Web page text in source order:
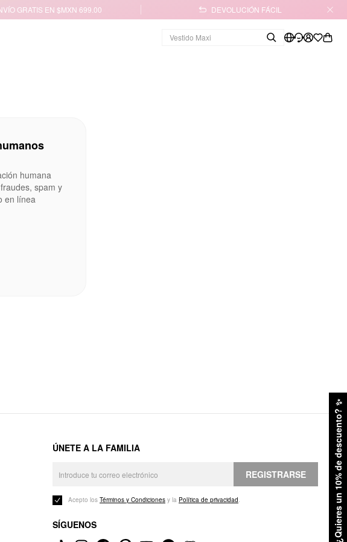
GRATIS EN $MXN 699.00 DEVOLUCIÓN FÁCIL
¿Quieres un 10% de descuento?
✨
humana
spam y
en línea
ÚNETE A LA FAMILIA
REGISTRARSE
Acepto los Términos y Condiciones y la Política de privacidad.
SÍGUENOS